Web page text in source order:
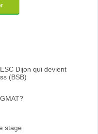
Dijon qui devient
(BSB)
stage